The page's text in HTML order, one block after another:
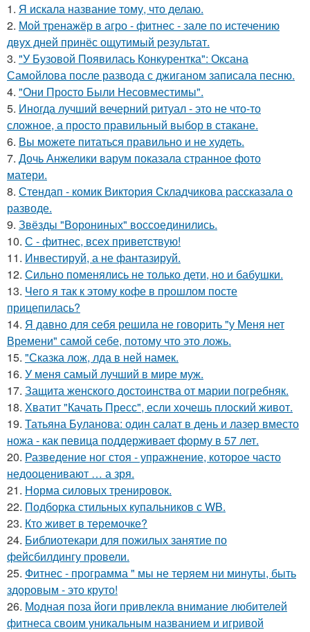
1. Я искала название тому, что делаю.
2. Мой тренажёр в агро - фитнес - зале по истечению
двух дней принёс ощутимый результат.
3. "У Бузовой Появилась Конкурентка": Оксана
Самойлова после развода с джиганом записала песню.
4. "Они Просто Были Несовместимы".
5. Иногда лучший вечерний ритуал - это не что-то
сложное, а просто правильный выбор в стакане.
6. Вы можете питаться правильно и не худеть.
7. Дочь Анжелики варум показала странное фото
матери.
8. Стендап - комик Виктория Складчикова рассказала о
разводе.
9. Звёзды "Ворониных" воссоединились.
10. С - фитнес, всех приветствую!
11. Инвестируй, а не фантазируй.
12. Сильно поменялись не только дети, но и бабушки.
13. Чего я так к этому кофе в прошлом посте
прицепилась?
14. Я давно для себя решила не говорить "у Меня нет
Времени" самой себе, потому что это ложь.
15. "Сказка лож, лда в ней намек.
16. У меня самый лучший в мире муж.
17. Защита женского достоинства от марии погребняк.
18. Хватит "Качать Пресс", если хочешь плоский живот.
19. Татьяна Буланова: один салат в день и лазер вместо
ножа - как певица поддерживает форму в 57 лет.
20. Разведение ног стоя - упражнение, которое часто
недооценивают … а зря.
21. Норма силовых тренировок.
22. Подборка стильных купальников с WB.
23. Кто живет в теремочке?
24. Библиотекари для пожилых занятие по
фейсбилдингу провели.
25. Фитнес - программа " мы не теряем ни минуты, быть
здоровым - это круто!
26. Модная поза йоги привлекла внимание любителей
фитнеса своим уникальным названием и игривой